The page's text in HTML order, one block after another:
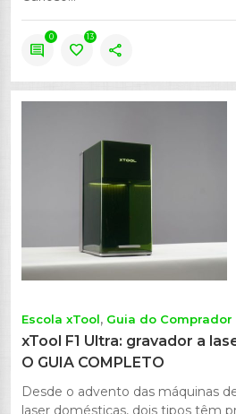
comment
0
favorite
13
share
Escola xTool Guia do Comprador
xTool F1 Ultra: gravador a
O GUIA COMPLETO
Desde o advento das máquinas
laser domésticas, dois tipos têm